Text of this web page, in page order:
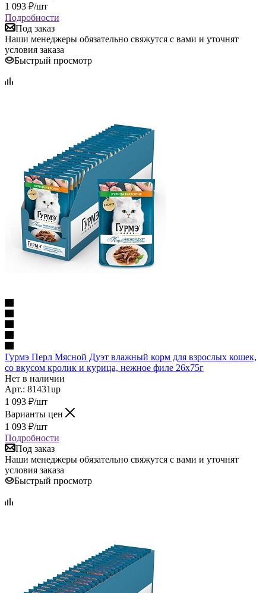
1 093 ₽/шт
Подробности
Под заказ
Наши менеджеры обязательно свяжутся с вами и уточнят
условия заказа
Быстрый просмотр
Гурмэ Перл Мясной Дуэт влажный корм для взрослых кошек,
со вкусом кролик и курица, нежное филе 26х75г
Нет в наличии
Арт.: 81431up
1 093 ₽/шт
Варианты цен
1 093 ₽/шт
Подробности
Под заказ
Наши менеджеры обязательно свяжутся с вами и уточнят
условия заказа
Быстрый просмотр